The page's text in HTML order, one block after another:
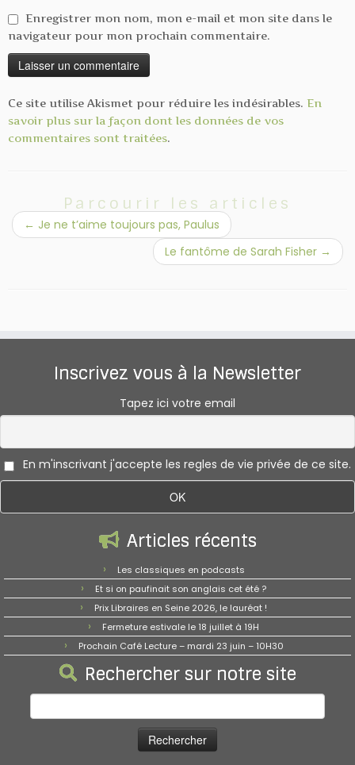
Enregistrer mon nom, mon e-mail et mon site dans le
navigateur pour mon prochain commentaire.
Ce site utilise Akismet pour réduire les indésirables. En
savoir plus sur la façon dont les données de vos
commentaires sont traitées.
Parcourir les articles
← Je ne t’aime toujours pas, Paulus
Le fantôme de Sarah Fisher →
Inscrivez vous à la Newsletter
Tapez ici votre email
En m'inscrivant j'accepte les regles de vie privée de ce site.
Articles récents
Les classiques en podcasts
Et si on paufinait son anglais cet été ?
Prix Libraires en Seine 2026, le lauréat !
Fermeture estivale le 18 juillet à 19H
Prochain Café Lecture – mardi 23 juin – 10H30
Rechercher sur notre site